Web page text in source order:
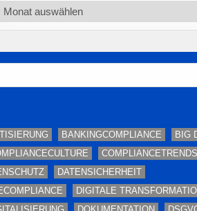
Archiv
BANKINGCOMPLIANCE
BIG
COMPLIANCETRENDS
DATENSICHERHEIT
DIGITALE